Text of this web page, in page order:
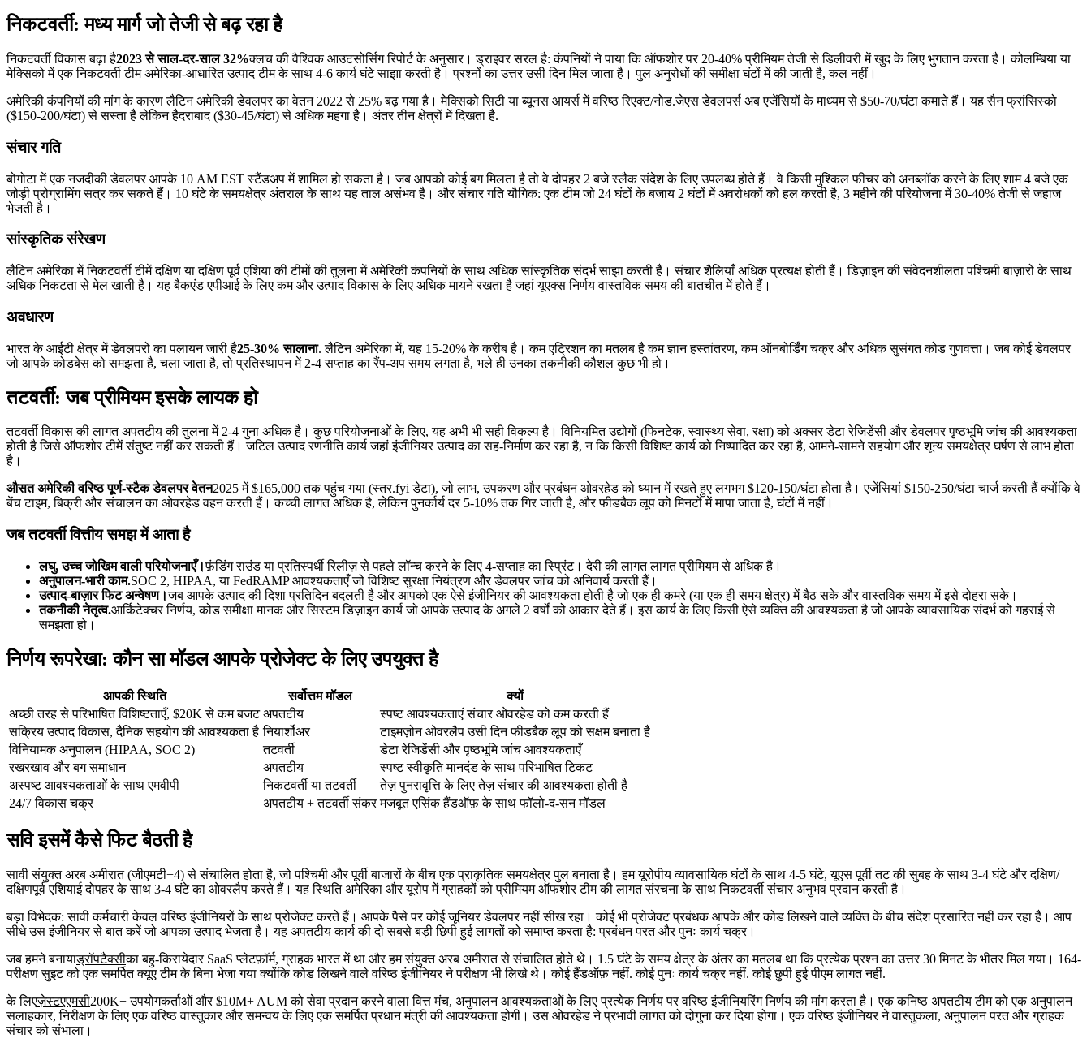
निकटवर्ती: मध्य मार्ग जो तेजी से बढ़ रहा है
निकटवर्ती विकास बढ़ा है2023 से साल-दर-साल 32%क्लच की वैश्विक आउटसोर्सिंग रिपोर्ट के अनुसार। ड्राइवर सरल है: कंपनियों ने पाया कि ऑफशोर पर 20-40% प्रीमियम तेजी से डिलीवरी में खुद के लिए भुगतान करता है। कोलम्बिया या
मेक्सिको में एक निकटवर्ती टीम अमेरिका-आधारित उत्पाद टीम के साथ 4-6 कार्य घंटे साझा करती है। प्रश्नों का उत्तर उसी दिन मिल जाता है। पुल अनुरोधों की समीक्षा घंटों में की जाती है, कल नहीं।
अमेरिकी कंपनियों की मांग के कारण लैटिन अमेरिकी डेवलपर का वेतन 2022 से 25% बढ़ गया है। मेक्सिको सिटी या ब्यूनस आयर्स में वरिष्ठ रिएक्ट/नोड.जेएस डेवलपर्स अब एजेंसियों के माध्यम से $50-70/घंटा कमाते हैं। यह सैन फ्रांसिस्को
($150-200/घंटा) से सस्ता है लेकिन हैदराबाद ($30-45/घंटा) से अधिक महंगा है। अंतर तीन क्षेत्रों में दिखता है.
संचार गति
बोगोटा में एक नजदीकी डेवलपर आपके 10 AM EST स्टैंडअप में शामिल हो सकता है। जब आपको कोई बग मिलता है तो वे दोपहर 2 बजे स्लैक संदेश के लिए उपलब्ध होते हैं। वे किसी मुश्किल फीचर को अनब्लॉक करने के लिए शाम 4 बजे एक
जोड़ी प्रोग्रामिंग सत्र कर सकते हैं। 10 घंटे के समयक्षेत्र अंतराल के साथ यह ताल असंभव है। और संचार गति यौगिक: एक टीम जो 24 घंटों के बजाय 2 घंटों में अवरोधकों को हल करती है, 3 महीने की परियोजना में 30-40% तेजी से जहाज
भेजती है।
सांस्कृतिक संरेखण
लैटिन अमेरिका में निकटवर्ती टीमें दक्षिण या दक्षिण पूर्व एशिया की टीमों की तुलना में अमेरिकी कंपनियों के साथ अधिक सांस्कृतिक संदर्भ साझा करती हैं। संचार शैलियाँ अधिक प्रत्यक्ष होती हैं। डिज़ाइन की संवेदनशीलता पश्चिमी बाज़ारों के साथ
अधिक निकटता से मेल खाती है। यह बैकएंड एपीआई के लिए कम और उत्पाद विकास के लिए अधिक मायने रखता है जहां यूएक्स निर्णय वास्तविक समय की बातचीत में होते हैं।
अवधारण
भारत के आईटी क्षेत्र में डेवलपरों का पलायन जारी है25-30% सालाना. लैटिन अमेरिका में, यह 15-20% के करीब है। कम एट्रिशन का मतलब है कम ज्ञान हस्तांतरण, कम ऑनबोर्डिंग चक्र और अधिक सुसंगत कोड गुणवत्ता। जब कोई डेवलपर
जो आपके कोडबेस को समझता है, चला जाता है, तो प्रतिस्थापन में 2-4 सप्ताह का रैंप-अप समय लगता है, भले ही उनका तकनीकी कौशल कुछ भी हो।
तटवर्ती: जब प्रीमियम इसके लायक हो
तटवर्ती विकास की लागत अपतटीय की तुलना में 2-4 गुना अधिक है। कुछ परियोजनाओं के लिए, यह अभी भी सही विकल्प है। विनियमित उद्योगों (फिनटेक, स्वास्थ्य सेवा, रक्षा) को अक्सर डेटा रेजिडेंसी और डेवलपर पृष्ठभूमि जांच की आवश्यकता
होती है जिसे ऑफशोर टीमें संतुष्ट नहीं कर सकती हैं। जटिल उत्पाद रणनीति कार्य जहां इंजीनियर उत्पाद का सह-निर्माण कर रहा है, न कि किसी विशिष्ट कार्य को निष्पादित कर रहा है, आमने-सामने सहयोग और शून्य समयक्षेत्र घर्षण से लाभ होता
है।
औसत अमेरिकी वरिष्ठ पूर्ण-स्टैक डेवलपर वेतन2025 में $165,000 तक पहुंच गया (स्तर.fyi डेटा), जो लाभ, उपकरण और प्रबंधन ओवरहेड को ध्यान में रखते हुए लगभग $120-150/घंटा होता है। एजेंसियां ​​$150-250/घंटा चार्ज करती हैं क्योंकि वे
बेंच टाइम, बिक्री और संचालन का ओवरहेड वहन करती हैं। कच्ची लागत अधिक है, लेकिन पुनर्कार्य दर 5-10% तक गिर जाती है, और फीडबैक लूप को मिनटों में मापा जाता है, घंटों में नहीं।
जब तटवर्ती वित्तीय समझ में आता है
लघु, उच्च जोखिम वाली परियोजनाएँ।फ़ंडिंग राउंड या प्रतिस्पर्धी रिलीज़ से पहले लॉन्च करने के लिए 4-सप्ताह का स्प्रिंट। देरी की लागत लागत प्रीमियम से अधिक है।
अनुपालन-भारी काम.SOC 2, HIPAA, या FedRAMP आवश्यकताएँ जो विशिष्ट सुरक्षा नियंत्रण और डेवलपर जांच को अनिवार्य करती हैं।
उत्पाद-बाज़ार फिट अन्वेषण।जब आपके उत्पाद की दिशा प्रतिदिन बदलती है और आपको एक ऐसे इंजीनियर की आवश्यकता होती है जो एक ही कमरे (या एक ही समय क्षेत्र) में बैठ सके और वास्तविक समय में इसे दोहरा सके।
तकनीकी नेतृत्व.आर्किटेक्चर निर्णय, कोड समीक्षा मानक और सिस्टम डिज़ाइन कार्य जो आपके उत्पाद के अगले 2 वर्षों को आकार देते हैं। इस कार्य के लिए किसी ऐसे व्यक्ति की आवश्यकता है जो आपके व्यावसायिक संदर्भ को गहराई से
समझता हो।
निर्णय रूपरेखा: कौन सा मॉडल आपके प्रोजेक्ट के लिए उपयुक्त है
आपकी स्थिति सर्वोत्तम मॉडल
क्यों
अच्छी तरह से परिभाषित विशिष्टताएँ, $20K से कम बजट अपतटीय
स्पष्ट आवश्यकताएं संचार ओवरहेड को कम करती हैं
सक्रिय उत्पाद विकास, दैनिक सहयोग की आवश्यकता है नियार्शोअर
टाइमज़ोन ओवरलैप उसी दिन फीडबैक लूप को सक्षम बनाता है
विनियामक अनुपालन (HIPAA, SOC 2)
तटवर्ती
डेटा रेजिडेंसी और पृष्ठभूमि जांच आवश्यकताएँ
रखरखाव और बग समाधान
अपतटीय
स्पष्ट स्वीकृति मानदंड के साथ परिभाषित टिकट
अस्पष्ट आवश्यकताओं के साथ एमवीपी
निकटवर्ती या तटवर्ती
तेज़ पुनरावृत्ति के लिए तेज़ संचार की आवश्यकता होती है
24/7 विकास चक्र
अपतटीय + तटवर्ती संकर मजबूत एसिंक हैंडऑफ़ के साथ फॉलो-द-सन मॉडल
सवि इसमें कैसे फिट बैठती है
सावी संयुक्त अरब अमीरात (जीएमटी+4) से संचालित होता है, जो पश्चिमी और पूर्वी बाजारों के बीच एक प्राकृतिक समयक्षेत्र पुल बनाता है। हम यूरोपीय व्यावसायिक घंटों के साथ 4-5 घंटे, यूएस पूर्वी तट की सुबह के साथ 3-4 घंटे और दक्षिण/
दक्षिणपूर्व एशियाई दोपहर के साथ 3-4 घंटे का ओवरलैप करते हैं। यह स्थिति अमेरिका और यूरोप में ग्राहकों को प्रीमियम ऑफशोर टीम की लागत संरचना के साथ निकटवर्ती संचार अनुभव प्रदान करती है।
बड़ा विभेदक: सावी कर्मचारी केवल वरिष्ठ इंजीनियरों के साथ प्रोजेक्ट करते हैं। आपके पैसे पर कोई जूनियर डेवलपर नहीं सीख रहा। कोई भी प्रोजेक्ट प्रबंधक आपके और कोड लिखने वाले व्यक्ति के बीच संदेश प्रसारित नहीं कर रहा है। आप
सीधे उस इंजीनियर से बात करें जो आपका उत्पाद भेजता है। यह अपतटीय कार्य की दो सबसे बड़ी छिपी हुई लागतों को समाप्त करता है: प्रबंधन परत और पुनः कार्य चक्र।
जब हमने बनायाड्रॉपटैक्सीका बहु-किरायेदार SaaS प्लेटफ़ॉर्म, ग्राहक भारत में था और हम संयुक्त अरब अमीरात से संचालित होते थे। 1.5 घंटे के समय क्षेत्र के अंतर का मतलब था कि प्रत्येक प्रश्न का उत्तर 30 मिनट के भीतर मिल गया। 164-
परीक्षण सुइट को एक समर्पित क्यूए टीम के बिना भेजा गया क्योंकि कोड लिखने वाले वरिष्ठ इंजीनियर ने परीक्षण भी लिखे थे। कोई हैंडऑफ़ नहीं. कोई पुनः कार्य चक्र नहीं. कोई छुपी हुई पीएम लागत नहीं.
के लिएज़ेस्टएएमसी200K+ उपयोगकर्ताओं और $10M+ AUM को सेवा प्रदान करने वाला वित्त मंच, अनुपालन आवश्यकताओं के लिए प्रत्येक निर्णय पर वरिष्ठ इंजीनियरिंग निर्णय की मांग करता है। एक कनिष्ठ अपतटीय टीम को एक अनुपालन
सलाहकार, निरीक्षण के लिए एक वरिष्ठ वास्तुकार और समन्वय के लिए एक समर्पित प्रधान मंत्री की आवश्यकता होगी। उस ओवरहेड ने प्रभावी लागत को दोगुना कर दिया होगा। एक वरिष्ठ इंजीनियर ने वास्तुकला, अनुपालन परत और ग्राहक
संचार को संभाला।